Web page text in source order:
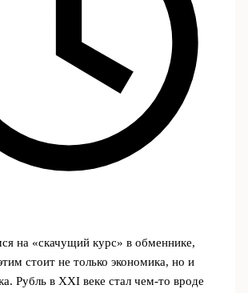
на «скачущий курс» в обменнике,
стоит не только экономика, но и
Рубль в XXI веке стал чем‑то вроде